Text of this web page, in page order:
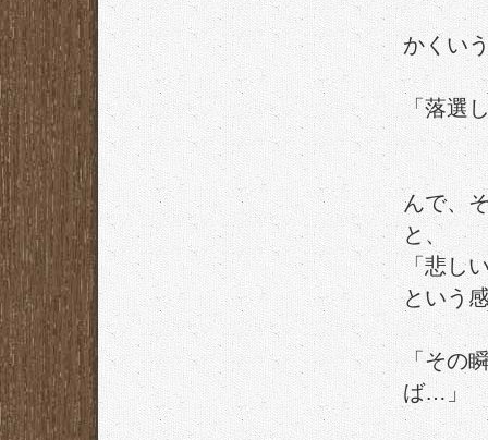
かくい
「落選
んで、
と、
「悲し
という
「その
ば…」